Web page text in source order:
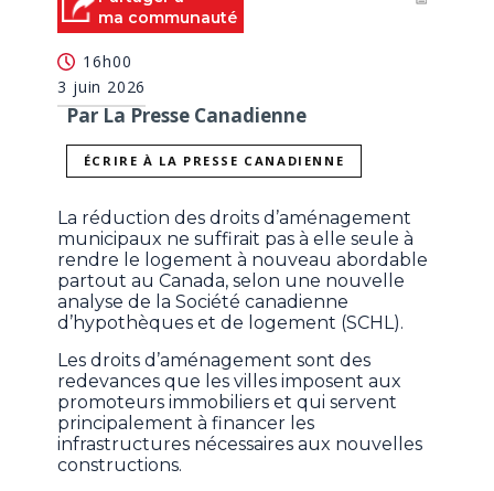
ma communauté
16h00
3 juin 2026
Par La Presse Canadienne
ÉCRIRE À LA PRESSE CANADIENNE
La réduction des droits d’aménagement
municipaux ne suffirait pas à elle seule à
rendre le logement à nouveau abordable
partout au Canada, selon une nouvelle
analyse de la Société canadienne
d’hypothèques et de logement (SCHL).
Les droits d’aménagement sont des
redevances que les villes imposent aux
promoteurs immobiliers et qui servent
principalement à financer les
infrastructures nécessaires aux nouvelles
constructions.